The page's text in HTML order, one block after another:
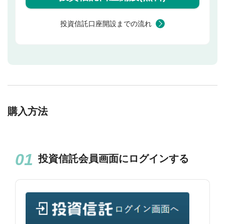
投資信託口座開設までの流れ
購入方法
投資信託会員画面にログインする